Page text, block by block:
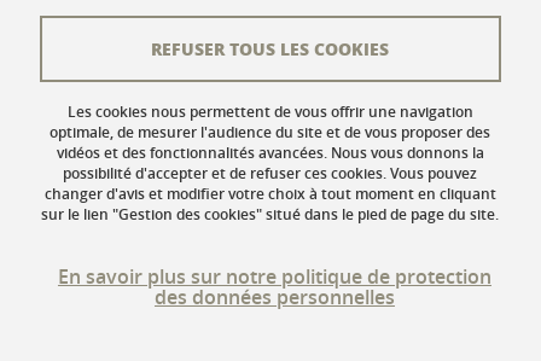
Crédits
Mentions légales
Données personnelles
Gestion des cookies
Accessibilité : non conforme
Les cookies nous permettent de vous offrir une navigation
optimale, de mesurer l'audience du site et de vous proposer des
vidéos et des fonctionnalités avancées. Nous vous donnons la
possibilité d'accepter et de refuser ces cookies. Vous pouvez
changer d'avis et modifier votre choix à tout moment en cliquant
sur le lien "Gestion des cookies" situé dans le pied de page du site.
En savoir plus sur notre politique de protection
des données personnelles
REFUSER TOUS LES COOKIES